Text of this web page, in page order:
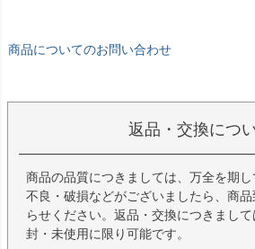
商品についてのお問い合わせ
返品・交換につ
商品の品質につきましては、万全を期
不良・破損などがございましたら、商
らせください。返品・交換につきまし
封・未使用に限り可能です。